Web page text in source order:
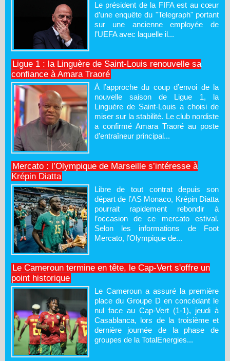
Le président de la FIFA est au cœur
d’une enquête du "Telegraph" portant
sur une ancienne employée de
l’UEFA avec laquelle il...
Ligue 1 : la Linguère de Saint-Louis renouvelle sa
confiance à Amara Traoré
À l’approche du coup d’envoi de la
nouvelle saison de Ligue 1, la
Linguère de Saint-Louis a choisi de
miser sur la stabilité. Le club nordiste
a confirmé Amara Traoré au poste
d’entraîneur principal...
Mercato : l’Olympique de Marseille s’intéresse à
Krépin Diatta
Libre de tout contrat depuis son
départ de l’AS Monaco, Krépin Diatta
pourrait rapidement rebondir à
l’occasion de ce mercato estival.
Selon les informations de Foot
Mercato, l’Olympique de...
Le Cameroun termine en tête, le Cap-Vert s'offre un
point historique
Le Cameroun a assuré la première
place du Groupe D en concédant le
nul face au Cap-Vert (1-1), jeudi à
Casablanca, lors de la troisième et
dernière journée de la phase de
groupes de la TotalEnergies...